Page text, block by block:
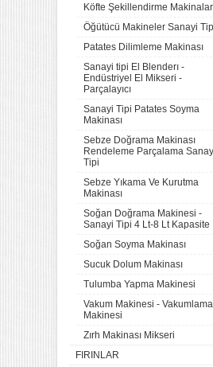
Köfte Şekillendirme
Öğütücü Makineler Sanayi
Patates Dilimleme Makinası
Sanayi tipi El Blenderı -
Endüstriyel El Mikseri -
Parçalayıcı
Sanayi Tipi Patates Soyma
Makinası
Sebze Doğrama Makinası
Rendeleme Parçalama
Tipi
Sebze Yıkama Ve Kurutma
Makinası
Soğan Doğrama Makinesi -
Sanayi Tipi 4 Lt-8 Lt Kapasite
Soğan Soyma Makinası
Sucuk Dolum Makinası
Tulumba Yapma Makinesi
Vakum Makinesi - Vakumlama
Makinesi
Zırh Makinası Mikseri
FIRINLAR
Tüplü Set Üstü Ocak CE